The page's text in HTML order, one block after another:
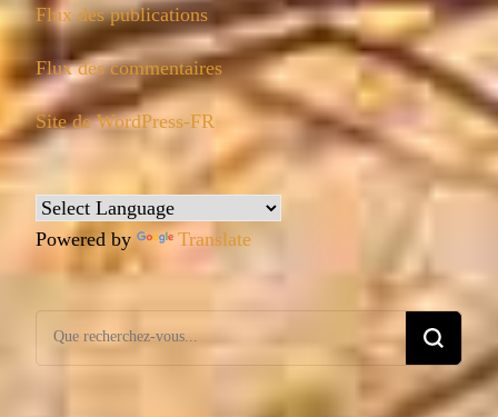
Flux des publications
Flux des commentaires
Site de WordPress-FR
Powered by Translate
Vous